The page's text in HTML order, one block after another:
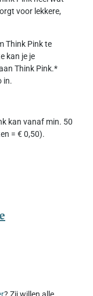
voor lekkere,
Think Pink te
kan je je
Think Pink.*
in.
kan vanaf min. 50
= € 0,50).